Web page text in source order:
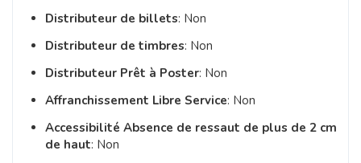
Distributeur de billets: Non
Distributeur de timbres: Non
Distributeur Prêt à Poster: Non
Affranchissement Libre Service: Non
Accessibilité Absence de ressaut de plus de 2 cm
de haut: Non